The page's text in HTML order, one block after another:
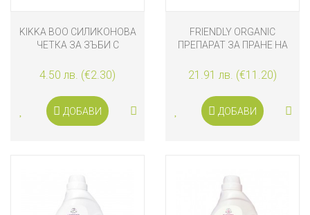
KIKKA BOO СИЛИКОНОВА
ЧЕТКА ЗА ЗЪБИ С
4.50 лв. (€2.30)
ДОБАВИ
FRIENDLY ORGANIC
ПРЕПАРАТ ЗА ПРАНЕ НА
АРОМАТ, 2L
21.91 лв. (€11.20)
ДОБАВИ